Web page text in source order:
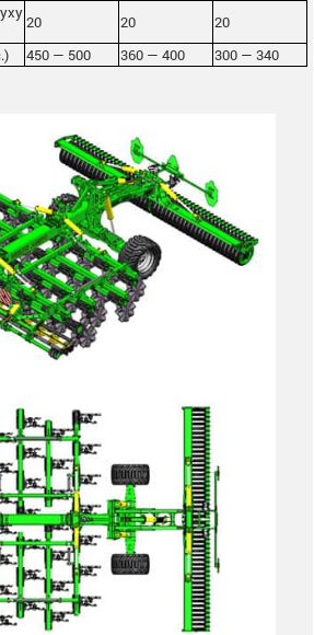
20 20
20
450 — 500 360 — 400 300 — 340